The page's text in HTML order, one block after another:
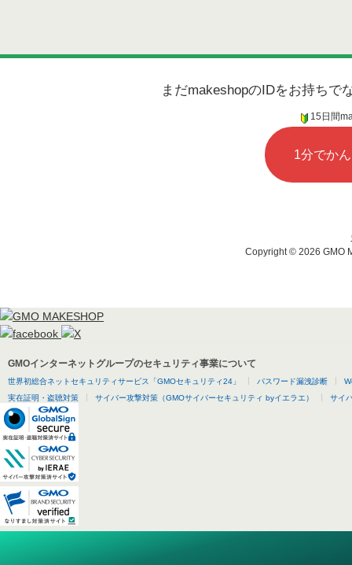
まだmakeshopのIDをお持ちで
15日間
1分でか
Copyright © 2026 GMO
GMOインターネットグループのセキュリティ事業について
世界初総合ネットセキュリティサービス「GMOセキュリティ24」 パスワード漏洩診断
実在証明・盗聴対策
サイバー攻撃対策（GMOサイバーセキュリティ byイエラエ） サイ